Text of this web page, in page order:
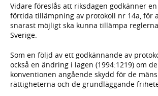
Vidare föreslås att riksdagen godkänner
förtida tillämpning av protokoll nr 14a, för
snarast möjligt ska kunna tillämpa
Sverige.
Som en följd av ett godkännande av
också en ändring i lagen (1994:1219) om
konventionen angående skydd för de
rättigheterna och de grundläggande